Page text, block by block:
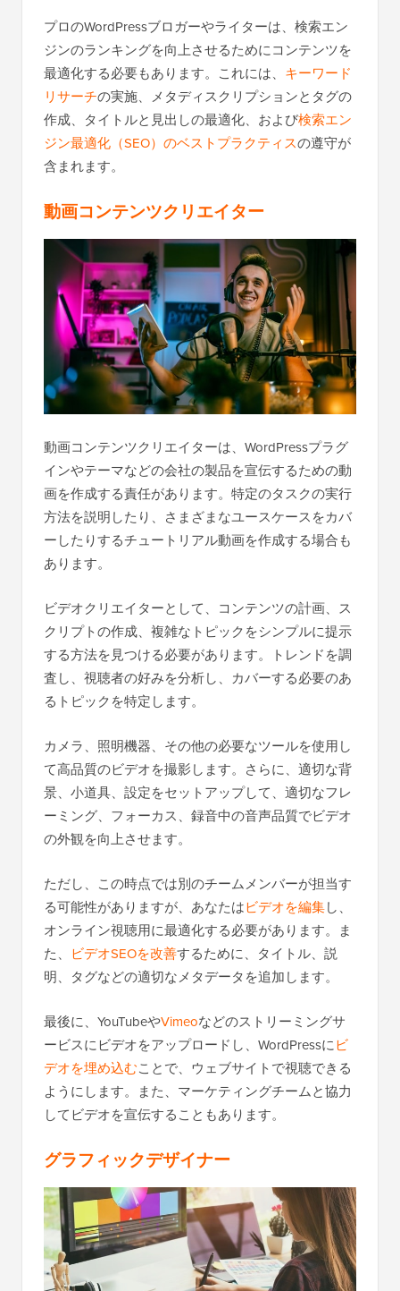
プロのWordPressブロガーやライターは、検索エン
ジンのランキングを向上させるためにコンテンツを
最適化する必要もあります。これには、 キーワード
リサーチの実施、メタディスクリプションとタグの
作成、タイトルと見出しの最適化、および検索エン
ジン最適化（SEO）のベストプラクティスの遵守が
含まれます。
動画コンテンツクリエイター
動画コンテンツクリエイターは、WordPressプラグ
インやテーマなどの会社の製品を宣伝するための動
画を作成する責任があります。特定のタスクの実行
方法を説明したり、さまざまなユースケースをカバ
ーしたりするチュートリアル動画を作成する場合も
あります。
ビデオクリエイターとして、コンテンツの計画、ス
クリプトの作成、複雑なトピックをシンプルに提示
する方法を見つける必要があります。トレンドを調
査し、視聴者の好みを分析し、カバーする必要のあ
るトピックを特定します。
カメラ、照明機器、その他の必要なツールを使用し
て高品質のビデオを撮影します。さらに、適切な背
景、小道具、設定をセットアップして、適切なフレ
ーミング、フォーカス、録音中の音声品質でビデオ
の外観を向上させます。
ただし、この時点では別のチームメンバーが担当す
る可能性がありますが、あなたはビデオを編集し、
オンライン視聴用に最適化する必要があります。ま
た、 ビデオSEOを改善するために、タイトル、説
明、タグなどの適切なメタデータを追加します。
最後に、YouTubeやVimeoなどのストリーミングサ
ービスにビデオをアップロードし、WordPressにビ
デオを埋め込むことで、ウェブサイトで視聴できる
ようにします。また、マーケティングチームと協力
してビデオを宣伝することもあります。
グラフィックデザイナー